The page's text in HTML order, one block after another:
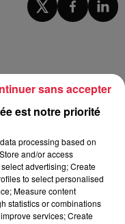
à Strasbourg :
réagit
est notre priorité
processing based on
and/or access
advertising; Create
to select personalised
Measure content
statistics or combinations
services; Create
sans accepter